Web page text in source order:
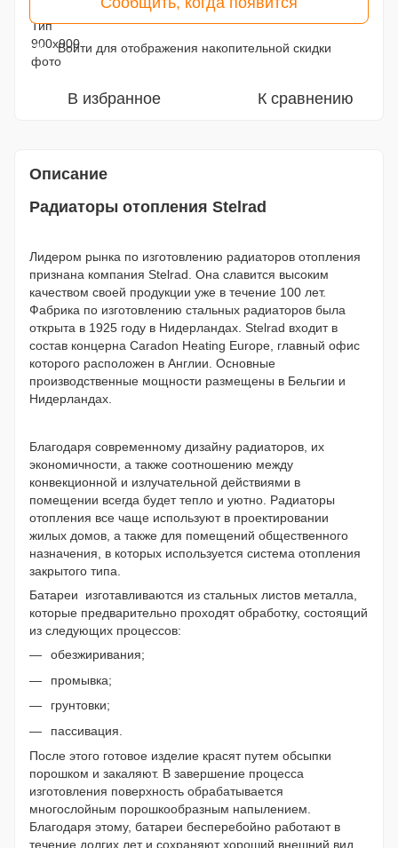
% Войти для отображения накопительной скидки
В избранное К сравнению
Описание
Радиаторы отопления Stelrad
Лидером рынка по изготовлению радиаторов отопления
признана компания Stelrad. Она славится высоким
качеством своей продукции уже в течение 100 лет.
Фабрика по изготовлению стальных радиаторов была
открыта в 1925 году в Нидерландах. Stelrad входит в
состав концерна Caradon Heating Europe, главный офис
которого расположен в Англии. Основные
производственные мощности размещены в Бельгии и
Нидерландах.
Благодаря современному дизайну радиаторов, их
экономичности, а также соотношению между
конвекционной и излучательной действиями в
помещении всегда будет тепло и уютно. Радиаторы
отопления все чаще используют в проектировании
жилых домов, а также для помещений общественного
назначения, в которых используется система отопления
закрытого типа.
Батареи
изготавливаются из стальных листов металла,
которые предварительно проходят обработку, состоящий
из следующих процессов:
обезжиривания;
промывка;
грунтовки;
пассивация.
После этого готовое изделие красят путем обсыпки
порошком и закаляют. В завершение процесса
изготовления поверхность обрабатывается
многослойным порошкообразным напылением.
Благодаря этому, батареи бесперебойно работают в
течение долгих лет и сохраняют хороший внешний вид.